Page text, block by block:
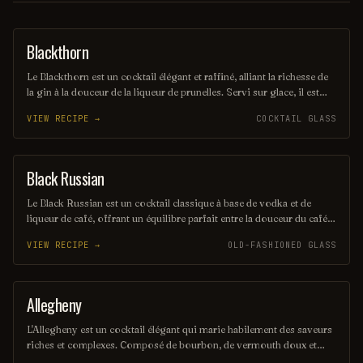
ORDINARY DRINK
Blackthorn
Le Blackthorn est un cocktail élégant et raffiné, alliant la richesse de
la gin à la douceur de la liqueur de prunelles. Servi sur glace, il est
équilibre parfaitement les saveurs. Ce mélange savoureux évoque
des notes fruitées et épicées, parfait pour les amateurs de cocktails
classiques.
VIEW RECIPE → COCKTAIL GLASS
ORDINARY DRINK
Black Russian
Le Black Russian est un cocktail classique à base de vodka et de
liqueur de café, offrant un équilibre parfait entre la douceur du café
élégant, idéal pour les amateurs de saveurs intenses. Ce mélange
audacieux est souvent apprécié en soirée ou comme digestif.
VIEW RECIPE → OLD-FASHIONED GLASS
ORDINARY DRINK
Allegheny
L'Allegheny est un cocktail élégant qui marie habilement des saveurs
riches et complexes. Composé de bourbon, de vermouth doux et